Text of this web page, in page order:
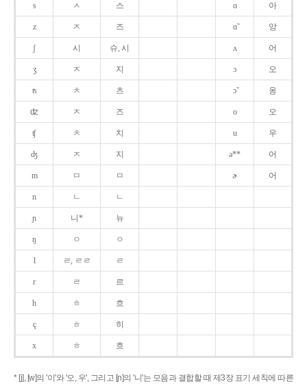
s ㅅ 스 ɑ 아
z ㅈ 즈 ɑ̃ 앙
ʃ 시 슈, 시 ʌ 어
ʒ ㅈ 지 ɔ 오
ʦ ㅊ 츠 ɔ̃ 옹
ʣ ㅈ 즈 o 오
ʧ ㅊ 치 u 우
ʤ ㅈ 지 ə** 어
m ㅁ ㅁ ɚ 어
n ㄴ ㄴ
ɲ 니* 뉴
ŋ ㅇ ㅇ
l ㄹ, ㄹㄹ ㄹ
r ㄹ 르
h ㅎ 흐
ç ㅎ 히
x ㅎ 흐
* [j], [w]의 '이'와 '오, 우', 그리고 [ɲ]의 '니'는 모음과 결합할 때 제3장 표기 세칙에 따른